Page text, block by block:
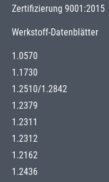
Zertifizierung 9001:2015
Werkstoff-Datenblätter
1.0570
1.1730
1.2510/1.2842
1.2379
1.2311
1.2312
1.2162
1.2436